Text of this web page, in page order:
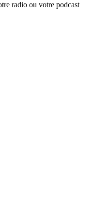
radio ou votre podcast